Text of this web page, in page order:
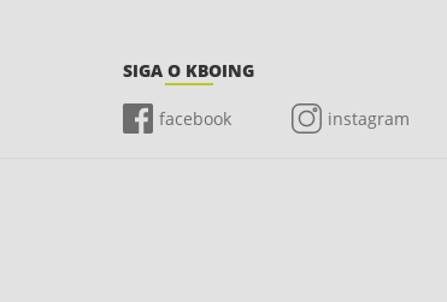
SIGA O KBOING
facebook instagram